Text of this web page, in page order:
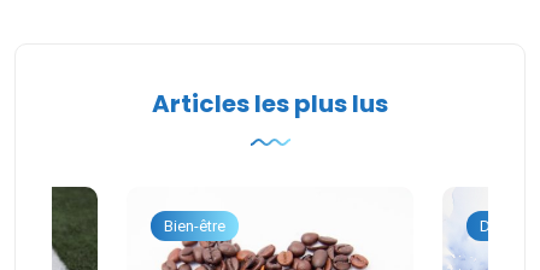
Articles les plus lus
Bien-être